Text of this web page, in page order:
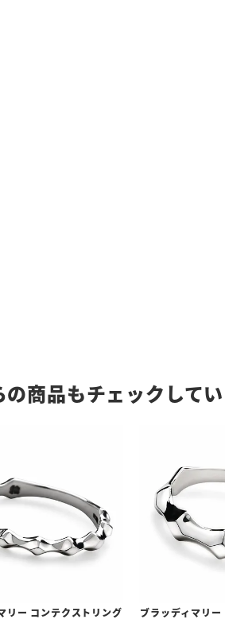
商品もチェックして
リー コンテクストリング
ブラッディマリ